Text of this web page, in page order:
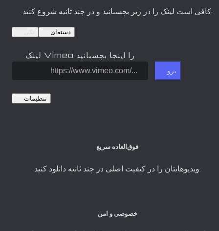
کافی است لینک را در زیر بچسبانید و در چند ثانیه شروع کنید.
دسته‌ای
لینک Vimeo را اینجا بچسبانید
برو
تنظیمات
فوق‌العاده سریع
ویدیوهایتان را در کیفیت اصلی در چند ثانیه دانلود کنید.
خصوصی و امن